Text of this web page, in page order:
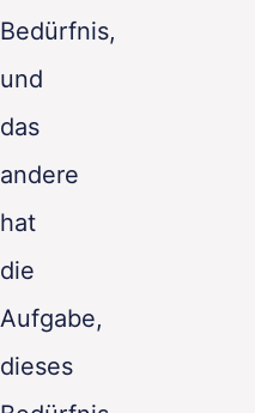
Bedürfnis,
und
das
andere
hat
die
Aufgabe,
dieses